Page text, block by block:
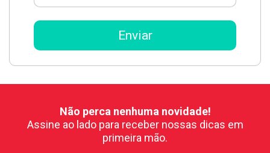
Não perca nenhuma novidade!
Assine ao lado para receber nossas dicas em
primeira mão.